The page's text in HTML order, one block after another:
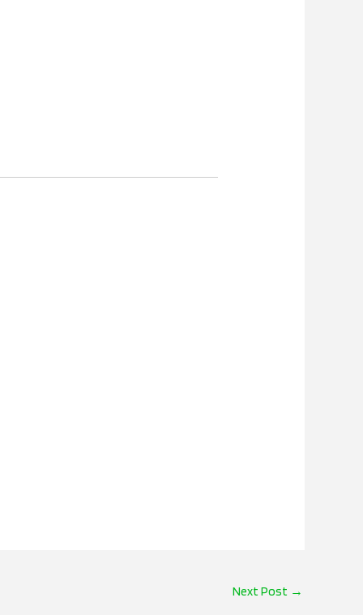
Next Post →